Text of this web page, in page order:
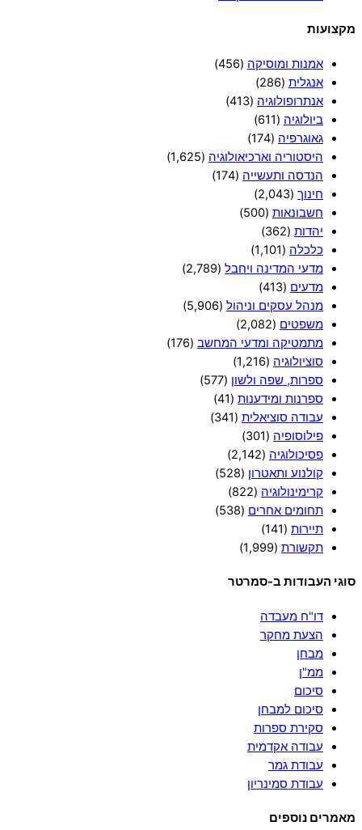
מקצועות
אמנות ומוסיקה (456)
אנגלית (286)
אנתרופולוגיה (413)
ביולוגיה (611)
גאוגרפיה (174)
היסטוריה וארכיאולוגיה (1,625)
הנדסה ותעשייה (174)
חינוך (2,043)
חשבונאות (500)
יהדות (362)
כלכלה (1,101)
מדעי המדינה ויחבל (2,789)
מדעים (413)
מנהל עסקים וניהול (5,906)
משפטים (2,082)
מתמטיקה ומדעי המחשב (176)
סוציולוגיה (1,216)
ספרות, שפה ולשון (577)
ספרנות ומידענות (41)
עבודה סוציאלית (341)
פילוסופיה (301)
פסיכולוגיה (2,142)
קולנוע ותאטרון (528)
קרימינולוגיה (822)
תחומים אחרים (538)
תיירות (141)
תקשורת (1,999)
סוגי העבודות ב-סמרטר
דו"ח מעבדה
הצעת מחקר
מבחן
ממ"ן
סיכום
סיכום למבחן
סקירת ספרות
עבודה אקדמית
עבודת גמר
עבודת סמינריון
מאמרים נוספים